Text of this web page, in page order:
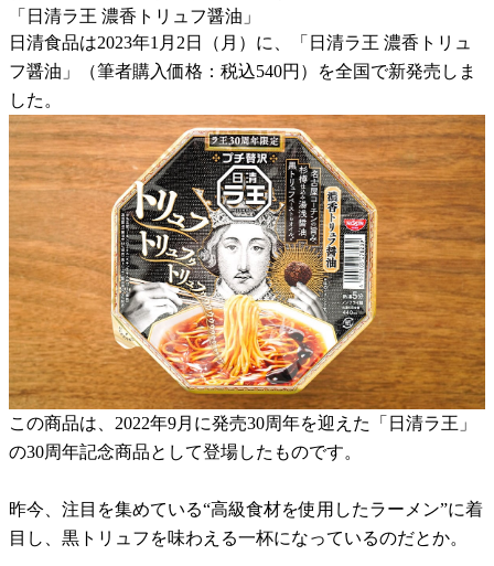
「日清ラ王 濃香トリュフ醤油」
日清食品は2023年1月2日（月）に、「日清ラ王 濃香トリュ
フ醤油」（筆者購入価格：税込540円）を全国で新発売しま
した。
この商品は、2022年9月に発売30周年を迎えた「日清ラ王」
の30周年記念商品として登場したものです。
昨今、注目を集めている“高級食材を使用したラーメン”に着
目し、黒トリュフを味わえる一杯になっているのだとか。